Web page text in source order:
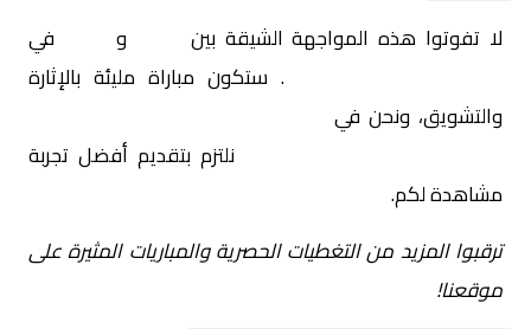
لا تفوتوا هذه المواجهة الشيقة بين و
في
. ستكون مباراة مليئة بالإثارة
والتشويق، ونحن في
نلتزم بتقديم أفضل تجربة
مشاهدة لكم.
ترقبوا المزيد من التغطيات الحصرية والمباريات المثيرة على
موقعنا!